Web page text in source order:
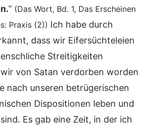
“ (Das Wort, Bd. 1, Das Erscheinen
Praxis (2)) Ich habe durch
dass wir Eifersüchteleien
Streitigkeiten
von Satan verdorben worden
nach unseren betrügerischen
Dispositionen leben und
Es gab eine Zeit, in der ich